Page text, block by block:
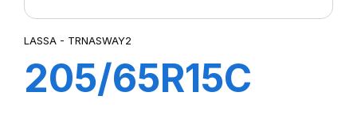
LASSA - TRNASWAY2
205/65R15C